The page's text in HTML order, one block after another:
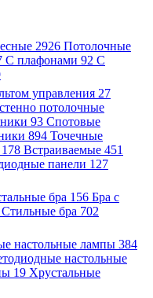
2926 Потолочные
С плафонами 92 С
управления 27
потолочные
93 Спотовые
894 Точечные
178 Встраиваемые 451
панели 127
бра 156 Бра с
Стильные бра 702
настольные лампы 384
настольные
19 Хрустальные